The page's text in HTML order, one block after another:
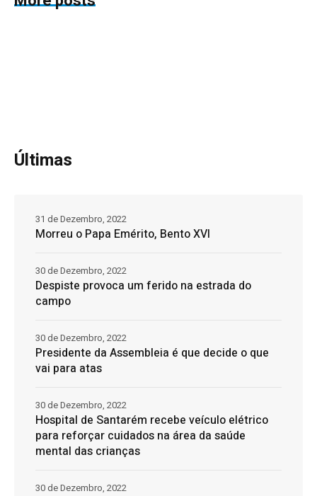
Últimas
Morreu o Papa Emérito, Bento XVI
31 de Dezembro, 2022
Despiste provoca um ferido na estrada do
campo
30 de Dezembro, 2022
Presidente da Assembleia é que decide o que
vai para atas
30 de Dezembro, 2022
Hospital de Santarém recebe veículo elétrico
para reforçar cuidados na área da saúde
mental das crianças
30 de Dezembro, 2022
30 de Dezembro, 2022